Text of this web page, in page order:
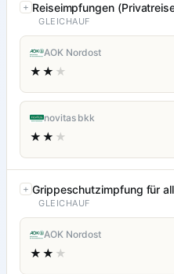
Reiseimpfungen
GLEICHAUF
AOK Nordost
★★ ★
novitas bkk
★★ ★
Grippeschutzimpfung für
GLEICHAUF
AOK Nordost
★★ ★